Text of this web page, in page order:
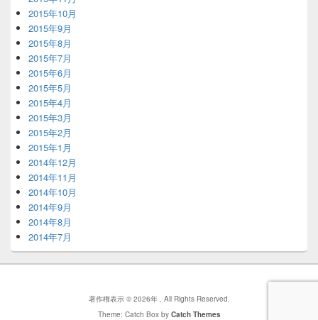
2015年10月
2015年9月
2015年8月
2015年7月
2015年6月
2015年5月
2015年4月
2015年3月
2015年2月
2015年1月
2014年12月
2014年11月
2014年10月
2014年9月
2014年8月
2014年7月
著作権表示 © 2026年 . All Rights Reserved.
Theme: Catch Box by Catch Themes